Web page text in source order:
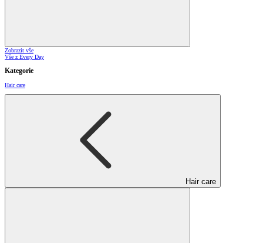
Zobrazit vše
Vše z Every Day
Kategorie
Hair care
Hair care